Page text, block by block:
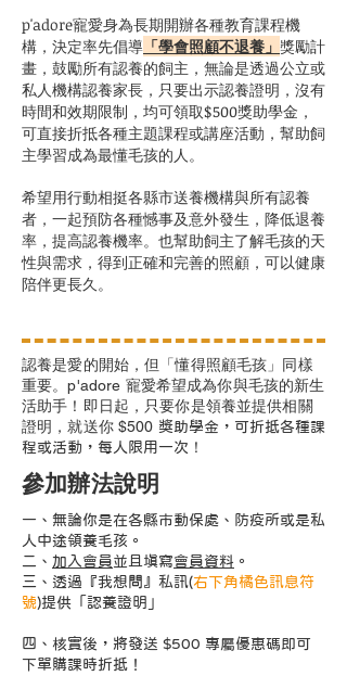
p'adore寵愛身為長期開辦各種教育課程機
構，決定率先倡導 「學會照顧不退養」 獎勵計
畫，鼓勵所有認養的飼主，無論是透過公立或
私人機構認養家長，只要出示認養證明，沒有
時間和效期限制，均可領取$500獎助學金，
可直接折抵各種主題課程或講座活動，幫助飼
主學習成為最懂毛孩的人。
希望用行動相挺各縣市送養機構與所有認養
者，一起預防各種憾事及意外發生，降低退養
率，提高認養機率。也幫助飼主了解毛孩的天
性與需求，得到正確和完善的照顧，可以健康
陪伴更長久。
認養是愛的開始，但「懂得照顧毛孩」同樣
重要。p'adore 寵愛希望成為你與毛孩的新生
活助手！即日起，只要你是領養並提供相關
證明，就送你 $500 獎助學金，可折抵各種課
程或活動，每人限用一次 ！
參加辦法說明
一、無論你是在各縣市動保處、防疫所或是私
人中途領養毛孩。
二、 加入會員並且填寫會員資料 。
三、透過『我想問』私訊(右下角橘色訊息符
號)提供「認養證明」
四、核實後，將發送 $500 專屬優惠碼即可
下單購課時折抵！